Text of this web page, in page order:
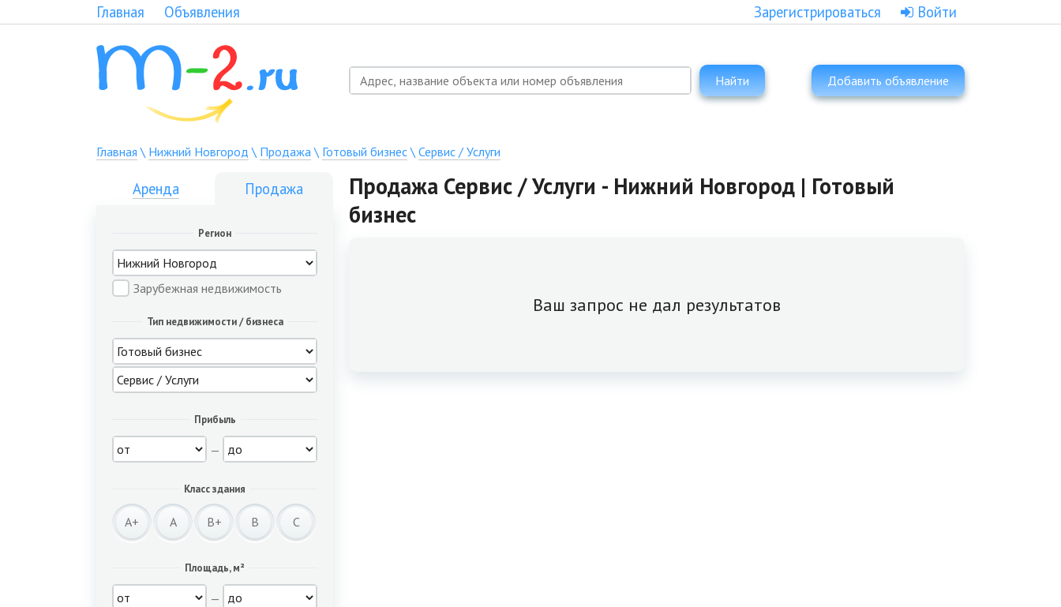
Главная Объявления Зарегистрироваться Войти
Найти Добавить объявление
Главная \ Нижний Новгород \ Продажа\ Готовый бизнес\ Сервис / Услуги
Аренда Продажа
Регион
Зарубежная недвижимость
Тип недвижимости / бизнеса
Прибыль
—
Класс здания
A+ A B+ B C
Площадь, м²
—
Продажа Сервис / Услуги - Нижний Новгород | Готовый
бизнес
Ваш запрос не дал результатов